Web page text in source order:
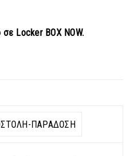
Locker BOX NOW.
ΠΑΡΆΔΟΣΗ